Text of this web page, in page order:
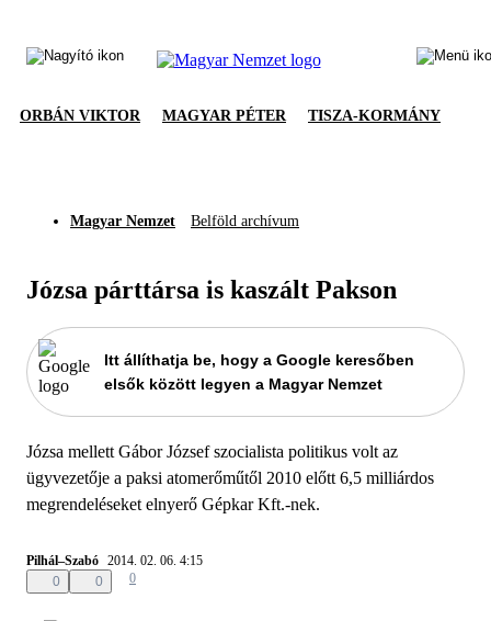
ORBÁN VIKTOR MAGYAR PÉTER TISZA-KORMÁNY
Magyar Nemzet Belföld archívum
Józsa párttársa is kaszált Pakson
Itt állíthatja be, hogy a Google keresőben
elsők között legyen a Magyar Nemzet
Józsa mellett Gábor József szocialista politikus volt az
ügyvezetője a paksi atomerőműtől 2010 előtt 6,5 milliárdos
megrendeléseket elnyerő Gépkar Kft.-nek.
Pilhál–Szabó 2014. 02. 06. 4:15
0
0 0